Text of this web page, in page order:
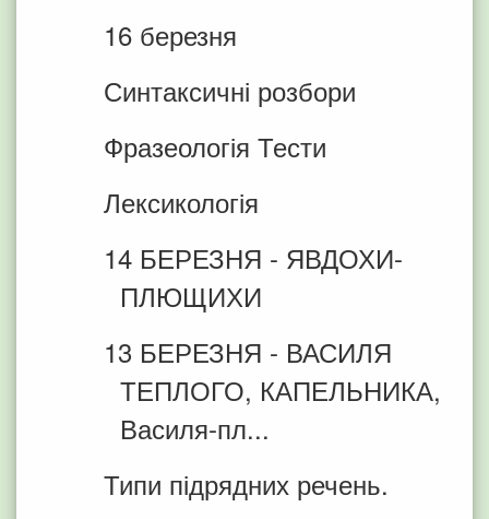
16 березня
Синтаксичні розбори
Фразеологія Тести
Лексикологія
14 БЕРЕЗНЯ - ЯВДОХИ-
ПЛЮЩИХИ
13 БЕРЕЗНЯ - ВАСИЛЯ
ТЕПЛОГО, КАПЕЛЬНИКА,
Василя-пл...
Типи підрядних речень.